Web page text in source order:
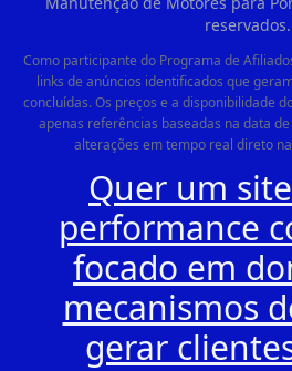
reservados.
Como participante do Programa de
links de anúncios identificados que
concluídas. Os preços e a disponibilidade
apenas referências baseadas na data
alterações em tempo real direto
Quer um
performance
focado em
mecanismos
gerar